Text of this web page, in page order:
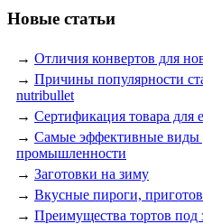
Новые статьи
→ Отличия конвертов для
→ Причины популярности
nutribullet
→ Сертификация товара для
→ Самые эффективные виды
промышленности
→ Заготовки на зиму
→ Вкусные пироги,
→ Преимущества тортов под